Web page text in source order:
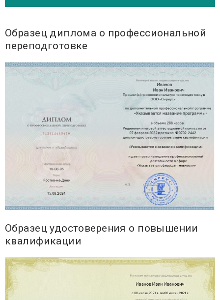
Образец диплома о профессиональной
переподготовке
Образец удостоверения о повышении
квалификации